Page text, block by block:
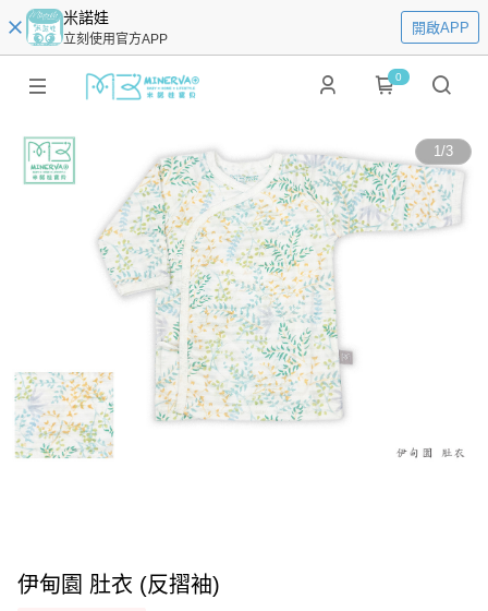
米諾娃
立刻使用官方APP
開啟APP
0
1/3
伊甸園 肚衣 (反摺袖)